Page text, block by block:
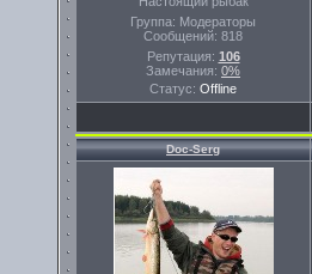
Группа: Модераторы
Сообщений: 818
Репутация: 106
Замечания: 0%
Статус: Offline
Doc-Serg